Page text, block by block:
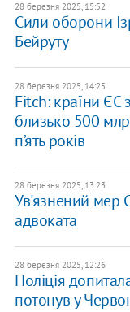
28 березня 2025, 15:52
Сили оборони
Бейруту
28 березня 2025, 14:25
Fitch: країни ЄС
близько 500
п’ять років
28 березня 2025, 13:23
Ув'язнений мер
адвоката
28 березня 2025, 12:26
Поліція
потонув у